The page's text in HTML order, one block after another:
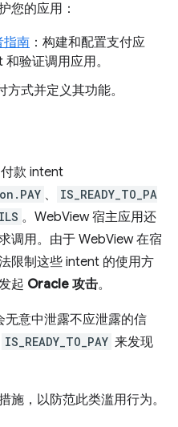
您的应用：
指南 ：构建和配置支付应
验证调用应用。
方式并定义其功能。
款 intent
、
IS_READY_TO_PA
。WebView 宿主应用还
调用。由于 WebView 在宿
限制这些 intent 的使用方
起 Oracle 攻击。
意中泄露不应泄露的信
IS_READY_TO_PAY 来发现
施，以防范此类滥用行为。